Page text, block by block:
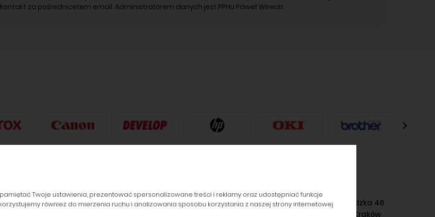
za pośrednicetem email. Administratorem danych jest PPHU Paweł Wirecki.
ZAMÓWIENIA POPULARNE KATEGORIE
Gromadzka 46
30-719 Kraków
Twoje ustawienia, prezentować spersonalizowane treści i reklamy oraz udostępniać funkcje
również do mierzenia ruchu i analizowania sposobu korzystania z naszej strony internetowej.